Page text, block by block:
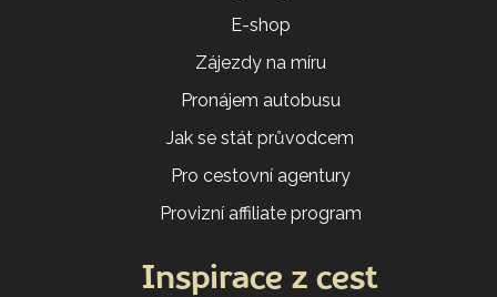
E-shop
Zájezdy na míru
Pronájem autobusu
Jak se stát průvodcem
Pro cestovní agentury
Provizní affiliate program
Inspirace z cest